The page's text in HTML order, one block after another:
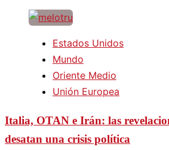
Estados Unidos
Mundo
Oriente Medio
Unión Europea
Italia, OTAN e Irán: las
desatan una crisis política